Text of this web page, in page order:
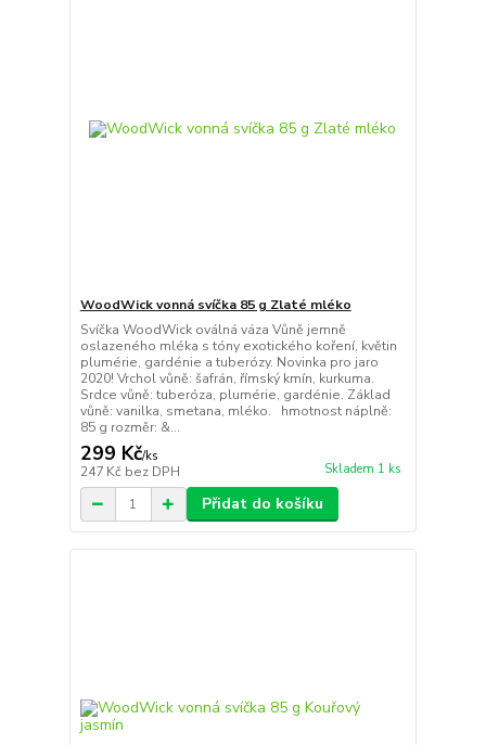
WoodWick vonná svíčka 85 g Zlaté mléko
Svíčka WoodWick oválná váza Vůně jemně
oslazeného mléka s tóny exotického koření, květin
plumérie, gardénie a tuberózy. Novinka pro jaro
2020! Vrchol vůně: šafrán, římský kmín, kurkuma.
Srdce vůně: tuberóza, plumérie, gardénie. Základ
vůně: vanilka, smetana, mléko. hmotnost náplně:
85 g rozměr: &...
299 Kč/ks
247 Kč bez DPH Skladem 1 ks
Přidat do košíku